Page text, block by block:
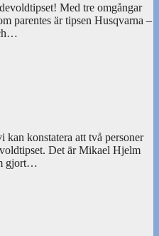
Med tre omgångar
parentes är tipsen Husqvarna –
kan konstatera att två personer
Det är Mikael Hjelm
gjort…